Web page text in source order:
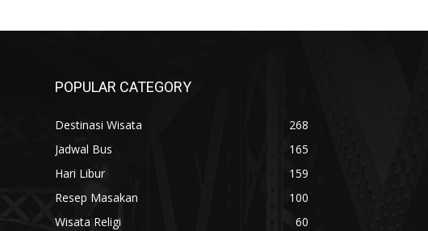
POPULAR CATEGORY
Destinasi Wisata
268
Jadwal Bus
165
Hari Libur
159
Resep Masakan
100
Wisata Religi
60